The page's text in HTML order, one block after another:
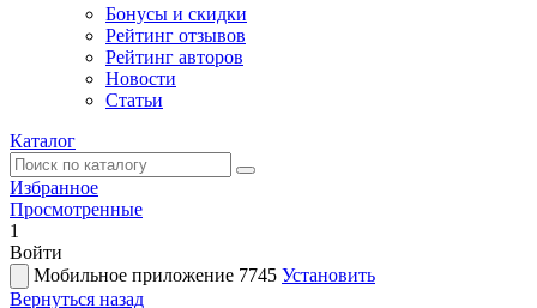
Бонусы и скидки
Рейтинг отзывов
Рейтинг авторов
Новости
Статьи
Каталог
Избранное
Просмотренные
1
Войти
Мобильное приложение 7745 Установить
Вернуться назад